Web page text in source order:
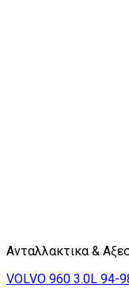
Ανταλλακτικα &
VOLVO 960 3.0L